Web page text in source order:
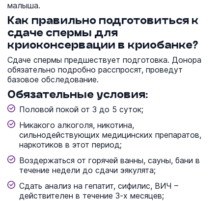
малыша.
Как правильно подготовиться к
сдаче спермы для
криоконсервации в криобанке?
Сдаче спермы предшествует подготовка. Донора
обязательно подробно расспросят, проведут
базовое обследование.
Обязательные условия:
Половой покой от 3 до 5 суток;
Никакого алкоголя, никотина,
сильнодействующих медицинских препаратов,
наркотиков в этот период;
Воздержаться от горячей ванны, сауны, бани в
течение недели до сдачи эякулята;
Сдать анализ на гепатит, сифилис, ВИЧ –
действителен в течение 3-х месяцев;